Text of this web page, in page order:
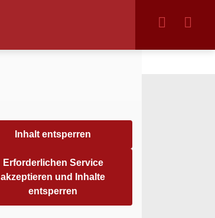
Inhalt entsperren
Erforderlichen Service
akzeptieren und Inhalte
entsperren